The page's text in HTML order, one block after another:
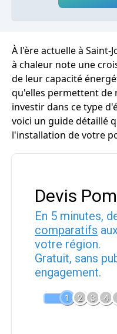
À l'ère actuelle à
à chaleur note une
de leur capacité
qu'elles permettent de
investir dans ce type
voici un guide détaillé
l'installation de votre
Devis
En 5 minutes,
comparatifs
votre région.
Gratuit, sans
engagement.
1 2 3 4